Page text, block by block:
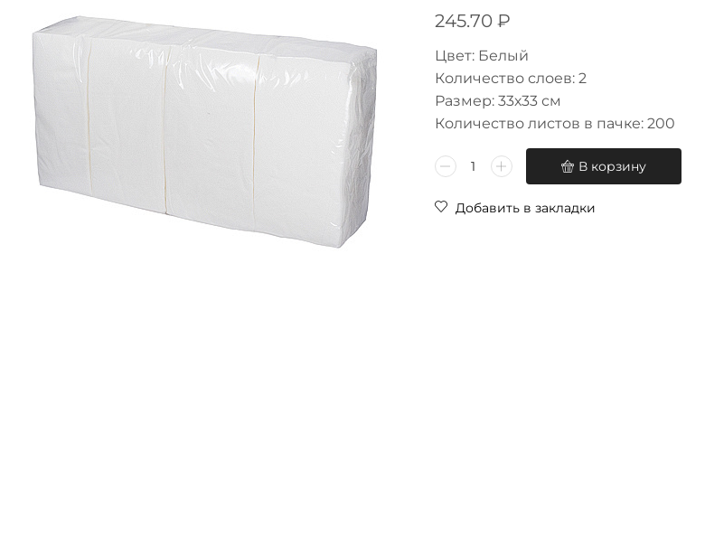
245.70 ₽
Цвет: Белый
Количество слоев: 2
Размер: 33х33 см
Количество листов в пачке: 200
В корзину
Добавить в закладки